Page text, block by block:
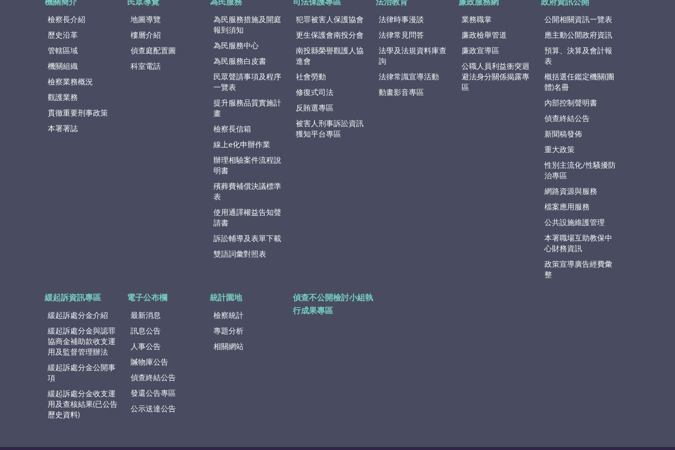
機關簡介
檢察長介紹
歷史沿革
管轄區域
機關組織
檢察業務概況
觀護業務
貫徹重要刑事政策
本署署誌
民眾導覽
地圖導覽
樓層介紹
偵查庭配置圖
科室電話
為民服務
為民服務措施及開庭
報到須知
為民服務中心
為民服務白皮書
民眾聲請事項及程序
一覽表
提升服務品質實施計
畫
檢察長信箱
線上e化申辦作業
辦理相驗案件流程說
明書
殯葬費補償決議標準
表
使用通譯權益告知聲
請書
訴訟輔導及表單下載
雙語詞彙對照表
司法保護專區
犯罪被害人保護協會
更生保護會南投分會
南投縣榮譽觀護人協
進會
社會勞動
修復式司法
反賄選專區
被害人刑事訴訟資訊
獲知平台專區
法治教育
法律時事漫談
法律常見問答
法學及法規資料庫查
詢
法律常識宣導活動
動畫影音專區
廉政服務網
業務職掌
廉政檢舉管道
廉政宣導區
公職人員利益衝突迴
避法身分關係揭露專
區
政府資訊公開
公開相關資訊一覽表
應主動公開政府資訊
預算、決算及會計報
表
概括選任鑑定機關(團
體)名冊
內部控制聲明書
偵查終結公告
新聞稿發佈
重大政策
性別主流化/性騷擾防
治專區
網路資源與服務
檔案應用服務
公共設施維護管理
本署職場互助教保中
心財務資訊
政策宣導廣告經費彙
整
緩起訴資訊專區
緩起訴處分金介紹
緩起訴處分金與認罪
協商金補助款收支運
用及監督管理辦法
緩起訴處分金公開事
項
緩起訴處分金收支運
用及查核結果(已公告
歷史資料)
電子公布欄
最新消息
訊息公告
人事公告
贓物庫公告
偵查終結公告
發還公告專區
公示送達公告
統計園地
檢察統計
專題分析
相關網站
偵查不公開檢討小組執
行成果專區